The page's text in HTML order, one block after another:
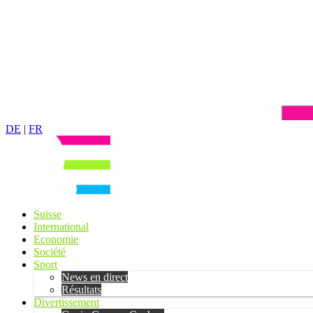
DE | FR
Suisse
International
Economie
Société
Sport
News en direct
Résultats
Divertissement